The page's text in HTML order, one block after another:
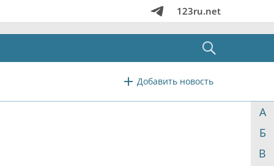
123ru.net
Добавить новость
А
Б
В